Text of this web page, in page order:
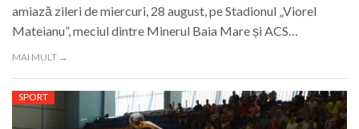
amiază zileri de miercuri, 28 august, pe Stadionul „Viorel
Mateianu”, meciul dintre Minerul Baia Mare și ACS…
MAI MULT →
SPORT